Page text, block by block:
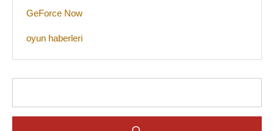
GeForce Now
oyun haberleri